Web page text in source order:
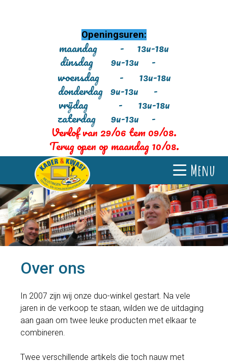
Openingsuren:
maandag - 13u-18u
dinsdag 9u-13u -
woensdag - 13u-18u
donderdag 9u-13u -
vrijdag - 13u-18u
zaterdag 9u-13u -
Verlof van 29/06 tem 09/08.
Terug open op maandag 10/08.
Menu
Over ons
In 2007 zijn wij onze duo-winkel gestart. Na vele
jaren in de verkoop te staan, wilden we de uitdaging
aan gaan om twee leuke producten met elkaar te
combineren.
Twee verschillende artikels die toch nauw met